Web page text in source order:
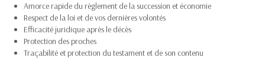
Amorce rapide du règlement de la succession et économie
Respect de la loi et de vos dernières volontés
Efficacité juridique après le décès
Protection des proches
Traçabilité et protection du testament et de son contenu